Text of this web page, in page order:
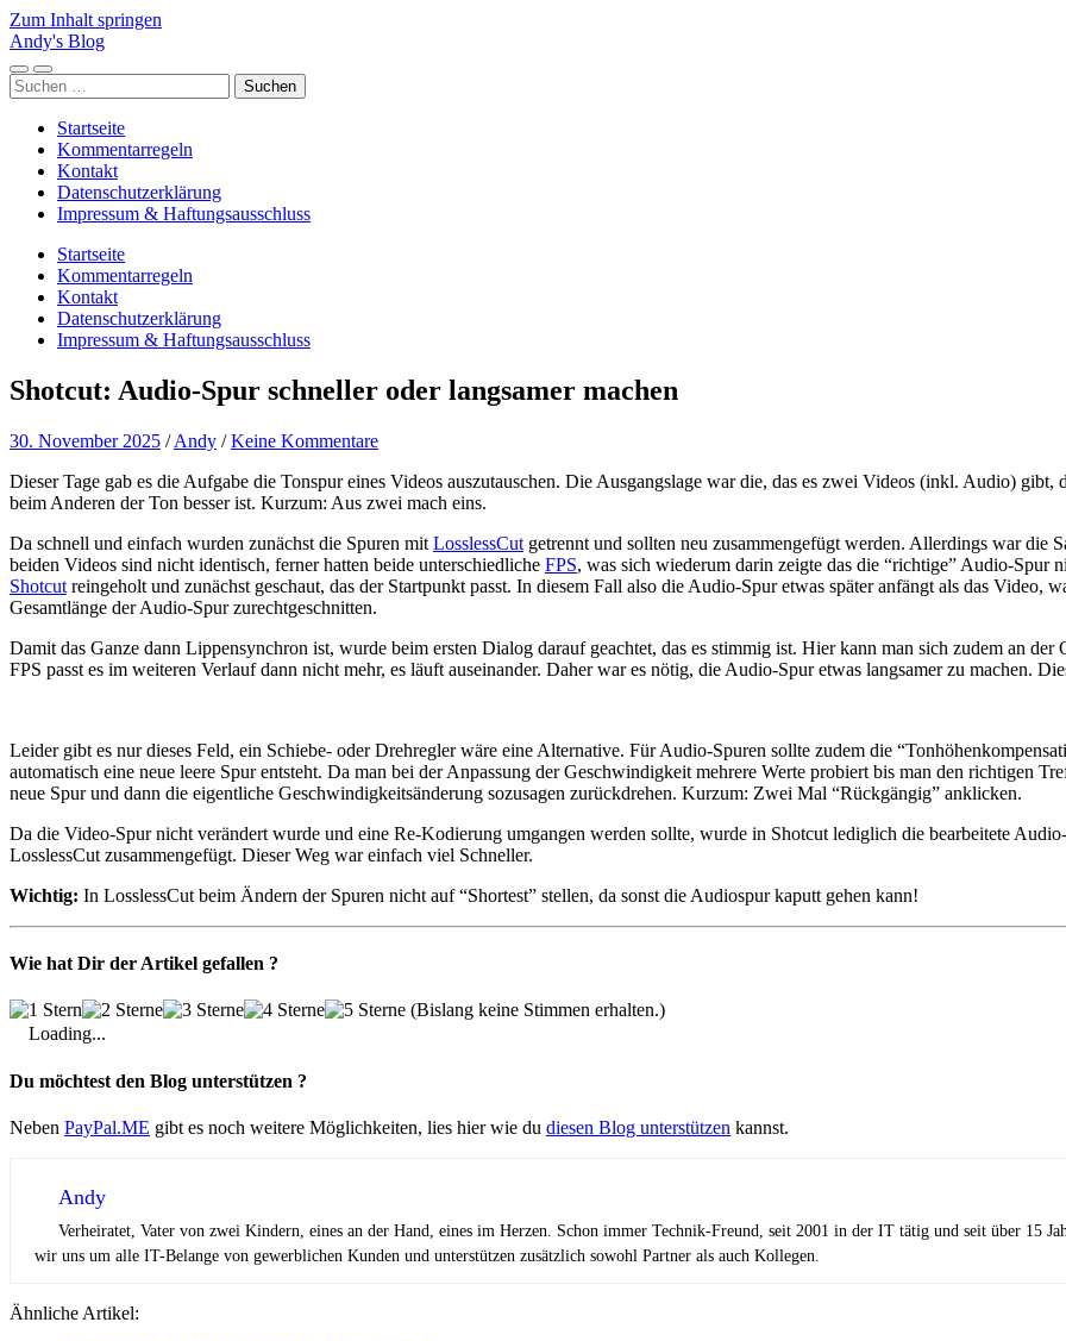
Zum Inhalt springen
Andy's Blog
Mobile-
Menü
Suchfeld
ein-/ausblenden
Suchen
nach:
Startseite
Kommentarregeln
Kontakt
Datenschutzerklärung
Impressum & Haftungsausschluss
Startseite
Kommentarregeln
Kontakt
Datenschutzerklärung
Impressum & Haftungsausschluss
Shotcut: Audio-Spur schneller oder langsamer machen
30. November 2025 /Andy /Keine Kommentare
Dieser Tage gab es die Aufgabe die Tonspur eines Videos auszutauschen. Die Ausgangslage war die, das es zwei Videos (inkl. Audio)
beim Anderen der Ton besser ist. Kurzum: Aus zwei mach eins.
Da schnell und einfach wurden zunächst die Spuren mit LosslessCut getrennt und sollten neu zusammengefügt werden. Allerdings war die
beiden Videos sind nicht identisch, ferner hatten beide unterschiedliche FPS, was sich wiederum darin zeigte das die “richtige” Audio-Spur
Shotcut reingeholt und zunächst geschaut, das der Startpunkt passt. In diesem Fall also die Audio-Spur etwas später anfängt als das Video,
Gesamtlänge der Audio-Spur zurechtgeschnitten.
Damit das Ganze dann Lippensynchron ist, wurde beim ersten Dialog darauf geachtet, das es stimmig ist. Hier kann man sich zudem an
FPS passt es im weiteren Verlauf dann nicht mehr, es läuft auseinander. Daher war es nötig, die Audio-Spur etwas langsamer zu machen.
Leider gibt es nur dieses Feld, ein Schiebe- oder Drehregler wäre eine Alternative. Für Audio-Spuren sollte zudem die
automatisch eine neue leere Spur entsteht. Da man bei der Anpassung der Geschwindigkeit mehrere Werte probiert bis man den richtigen
neue Spur und dann die eigentliche Geschwindigkeitsänderung sozusagen zurückdrehen. Kurzum: Zwei Mal “Rückgängig” anklicken.
Da die Video-Spur nicht verändert wurde und eine Re-Kodierung umgangen werden sollte, wurde in Shotcut lediglich die bearbeitete
LosslessCut zusammengefügt. Dieser Weg war einfach viel Schneller.
Wichtig: In LosslessCut beim Ändern der Spuren nicht auf “Shortest” stellen, da sonst die Audiospur kaputt gehen kann!
Wie hat Dir der Artikel gefallen ?
(Bislang keine Stimmen erhalten.)
Loading...
Du möchtest den Blog unterstützen ?
Neben PayPal.ME gibt es noch weitere Möglichkeiten, lies hier wie du diesen Blog unterstützen kannst.
Andy
Verheiratet, Vater von zwei Kindern, eines an der Hand, eines im Herzen. Schon immer Technik-Freund, seit 2001 in der IT tätig und seit über 15
wir uns um alle IT-Belange von gewerblichen Kunden und unterstützen zusätzlich sowohl Partner als auch Kollegen.
Ähnliche Artikel: